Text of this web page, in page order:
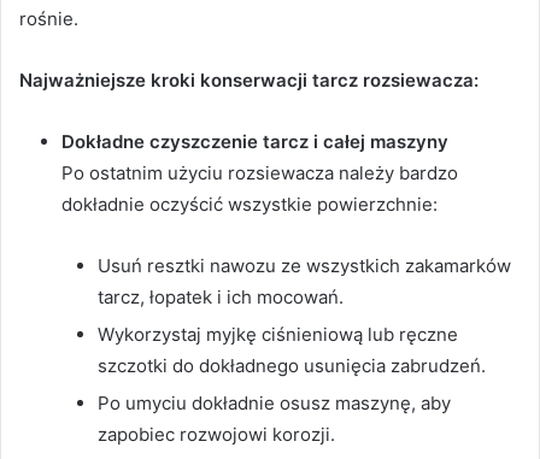
rośnie.
Najważniejsze kroki konserwacji tarcz rozsiewacza:
Dokładne czyszczenie tarcz i całej maszyny
Po ostatnim użyciu rozsiewacza należy bardzo
dokładnie oczyścić wszystkie powierzchnie:
Usuń resztki nawozu ze wszystkich zakamarków
tarcz, łopatek i ich mocowań.
Wykorzystaj myjkę ciśnieniową lub ręczne
szczotki do dokładnego usunięcia zabrudzeń.
Po umyciu dokładnie osusz maszynę, aby
zapobiec rozwojowi korozji.